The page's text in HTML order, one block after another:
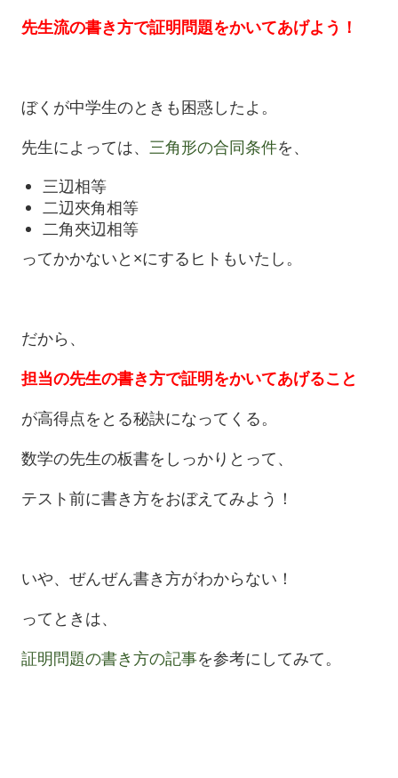
先生流の書き方で証明問題をかいてあげよう！
ぼくが中学生のときも困惑したよ。
先生によっては、 三角形の合同条件を、
三辺相等
二辺夾角相等
二角夾辺相等
ってかかないと×にするヒトもいたし。
だから、
担当の先生の書き方で証明をかいてあげること
が高得点をとる秘訣になってくる。
数学の先生の板書をしっかりとって、
テスト前に書き方をおぼえてみよう！
いや、ぜんぜん書き方がわからない！
ってときは、
証明問題の書き方の記事を参考にしてみて。